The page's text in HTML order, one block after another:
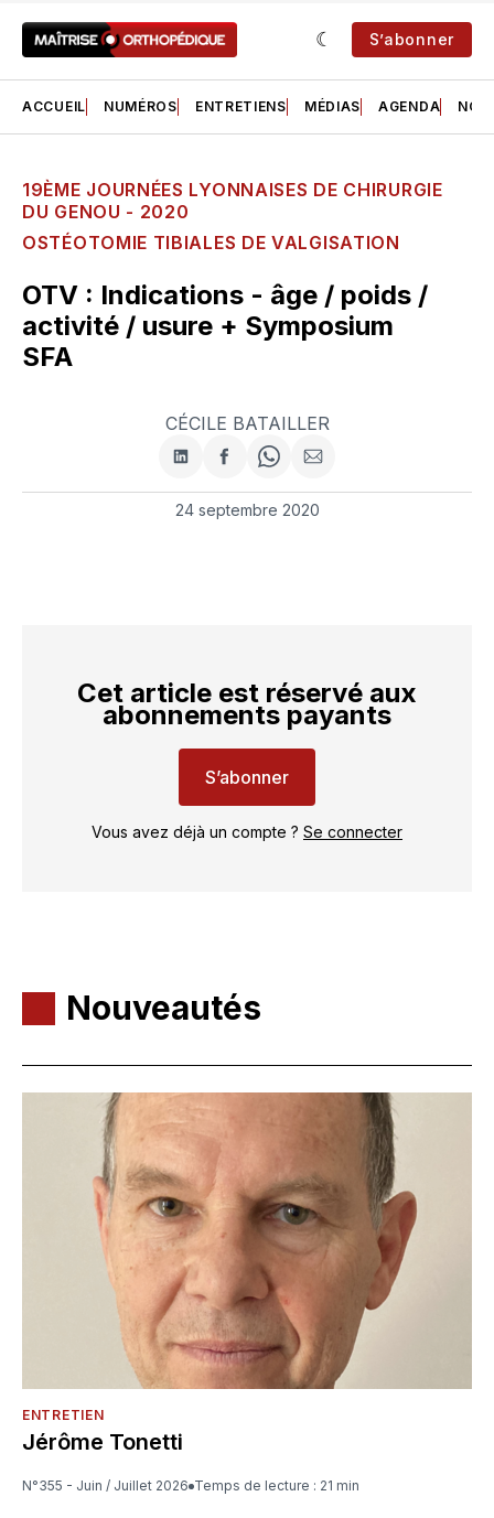
S’abonner
ACCUEIL NUMÉROS ENTRETIENS MÉDIAS AGENDA NOS
19ÈME JOURNÉES LYONNAISES DE CHIRURGIE
DU GENOU - 2020
OSTÉOTOMIE TIBIALES DE VALGISATION
OTV : Indications - âge / poids /
activité / usure + Symposium
SFA
CÉCILE BATAILLER
Partager
sur
LinkedIn
Partager
sur
Facebook
Share
on
WhatsApp
Partager
par
courriel
24 septembre 2020
Cet article est réservé aux
abonnements payants
S’abonner
Vous avez déjà un compte ? Se connecter
Nouveautés
ENTRETIEN
Jérôme Tonetti
N°355 - Juin / Juillet 2026 Temps de lecture : 21 min